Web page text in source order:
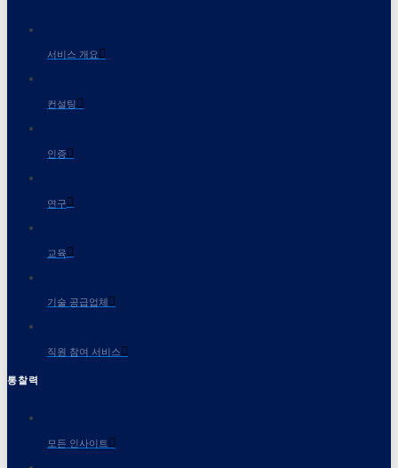
서비스 개요
컨설팅
인증
연구
교육
기술 공급업체
직원 참여 서비스
통찰력
모든 인사이트